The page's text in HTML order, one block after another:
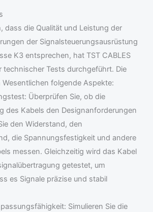
dass die Qualität und Leistung der
der Signalsteuerungsausrüstung
K3 entsprechen, hat TST CABLES
technischer Tests durchgeführt. Die
folgende Aspekte:
Überprüfen Sie, ob die
des Kabels den Designanforderungen
den Widerstand, den
die Spannungsfestigkeit und andere
messen. Gleichzeitig wird das Kabel
getestet, um
es Signale präzise und stabil
Simulieren Sie die